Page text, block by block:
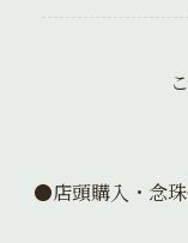
●店頭購入・念